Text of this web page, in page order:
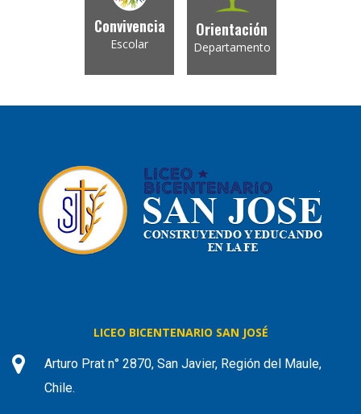
Convivencia
Escolar
Orientación
Departamento
LICEO BICENTENARIO SAN JOSÉ
Arturo Prat n° 2870, San Javier, Región del Maule,
Chile.